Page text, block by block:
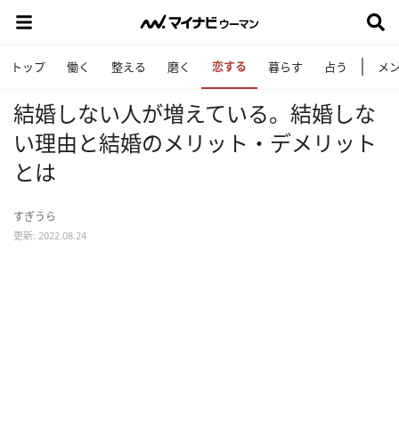
トップ 働く 整える 磨く 恋する 暮らす 占う メ
結婚しない人が増えている。結婚しな
い理由と結婚のメリット・デメリット
とは
すぎうら
更新: 2022.08.24